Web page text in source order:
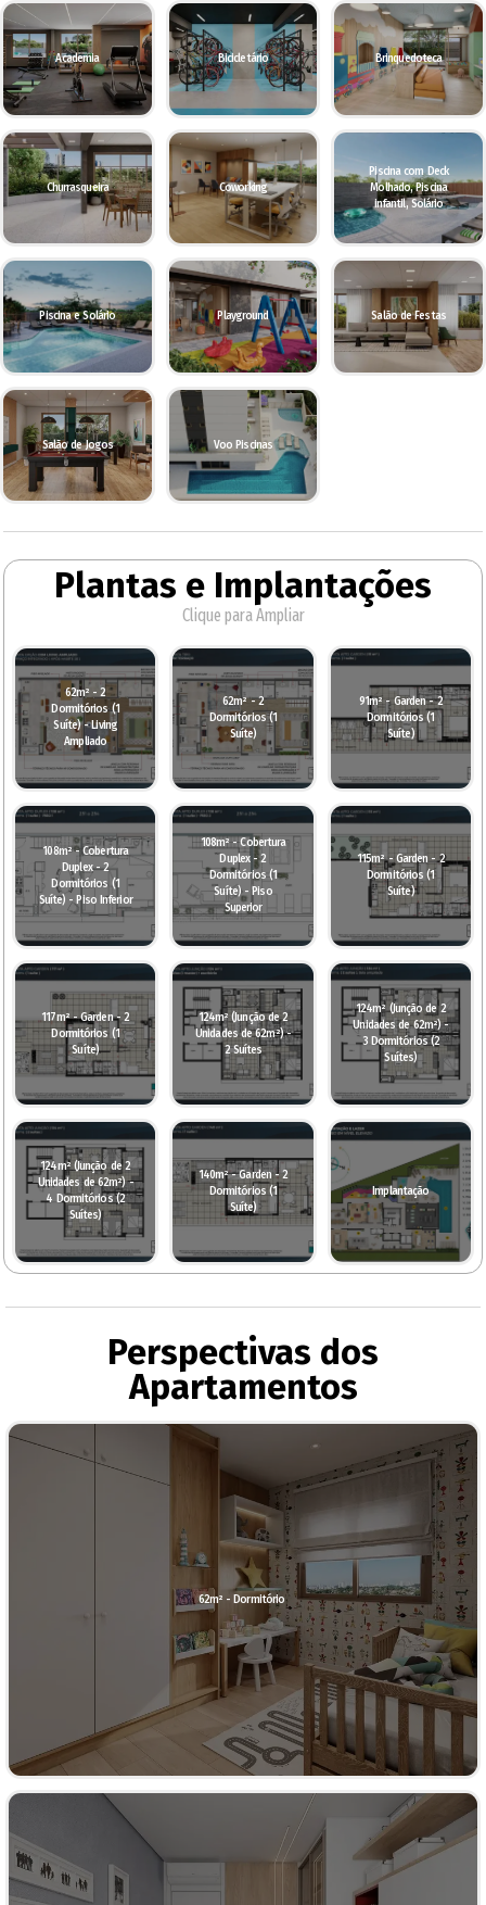
Academia Bicicletário Brinquedoteca
Churrasqueira Coworking
Piscina com Deck
Molhado, Piscina
infantil, Solário
Piscina e Solário Playground Salão de Festas
Salão de Jogos Voo Piscinas
Plantas e Implantações
Clique para Ampliar
62m² - 2
Dormitórios (1
Suíte) - Living
Ampliado
62m² - 2
Dormitórios (1
Suíte)
91m² - Garden - 2
Dormitórios (1
Suíte)
108m² - Cobertura
Duplex - 2
Dormitórios (1
Suíte) - Piso Inferior
108m² - Cobertura
Duplex - 2
Dormitórios (1
Suíte) - Piso
Superior
115m² - Garden - 2
Dormitórios (1
Suíte)
117m² - Garden - 2
Dormitórios (1
Suíte)
124m² (Junção de 2
Unidades de 62m²) -
2 Suítes
124m² (Junção de 2
Unidades de 62m²) -
3 Dormitórios (2
Suítes)
124m² (Junção de 2
Unidades de 62m²) -
4 Dormitórios (2
Suítes)
140m² - Garden - 2
Dormitórios (1
Suíte)
Implantação
Perspectivas dos
Apartamentos
62m² - Dormitório